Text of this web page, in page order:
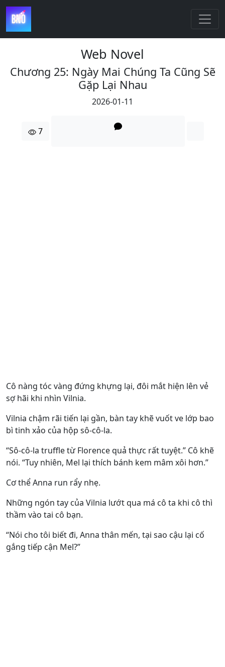
Web Novel
Chương 25: Ngày Mai Chúng Ta Cũng Sẽ
Gặp Lại Nhau
2026-01-11
7
Cô nàng tóc vàng đứng khựng lại, đôi mắt hiện lên vẻ
sợ hãi khi nhìn Vilnia.
Vilnia chậm rãi tiến lại gần, bàn tay khẽ vuốt ve lớp bao
bì tinh xảo của hộp sô-cô-la.
“Sô-cô-la truffle từ Florence quả thực rất tuyệt.” Cô khẽ
nói. “Tuy nhiên, Mel lại thích bánh kem mâm xôi hơn.”
Cơ thể Anna run rẩy nhẹ.
Những ngón tay của Vilnia lướt qua má cô ta khi cô thì
thầm vào tai cô bạn.
“Nói cho tôi biết đi, Anna thân mến, tại sao cậu lại cố
gắng tiếp cận Mel?”